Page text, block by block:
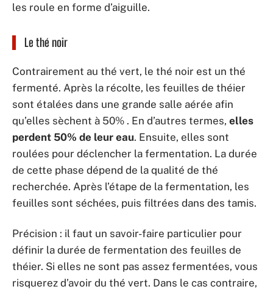
les roule en forme d’aiguille.
Le thé noir
Contrairement au thé vert, le thé noir est un thé
fermenté. Après la récolte, les feuilles de théier
sont étalées dans une grande salle aérée afin
qu’elles sèchent à 50% . En d’autres termes, elles
perdent 50% de leur eau. Ensuite, elles sont
roulées pour déclencher la fermentation. La durée
de cette phase dépend de la qualité de thé
recherchée. Après l’étape de la fermentation, les
feuilles sont séchées, puis filtrées dans des tamis.
Précision : il faut un savoir-faire particulier pour
définir la durée de fermentation des feuilles de
théier. Si elles ne sont pas assez fermentées, vous
risquerez d’avoir du thé vert. Dans le cas contraire,